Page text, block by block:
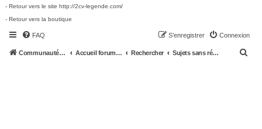
- Retour vers le site http://2cv-legende.com/
- Retour vers la boutique
FAQ Connexion
S’enregistrer
Communauté 2cv-legende.com Accueil forum 2cv-legende.com Rechercher Sujets sans réponse